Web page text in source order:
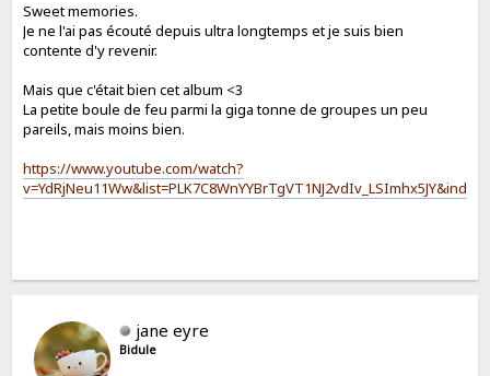
Sweet memories.
Je ne l'ai pas écouté depuis ultra longtemps et je suis bien
contente d'y revenir.
Mais que c'était bien cet album <3
La petite boule de feu parmi la giga tonne de groupes un peu
pareils, mais moins bien.
https://www.youtube.com/watch?
jane eyre
Bidule